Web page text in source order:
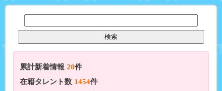
累計新着情報 20件
在籍タレント数 1454件